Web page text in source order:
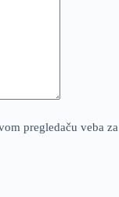
pregledaču veba za